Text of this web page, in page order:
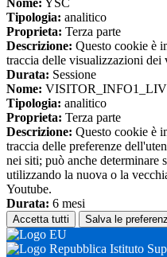
Nome: YSC
Tipologia: analitico
Proprieta: Terza parte
Descrizione: Questo cookie è
traccia delle visualizzazioni dei
Durata: Sessione
Nome:
Tipologia: analitico
Proprieta: Terza parte
Descrizione: Questo cookie è
traccia delle preferenze
nei siti; può anche determinare
utilizzando la nuova o la
Youtube.
Durata: 6 mesi
Accetta tutti Salva le
Istituto